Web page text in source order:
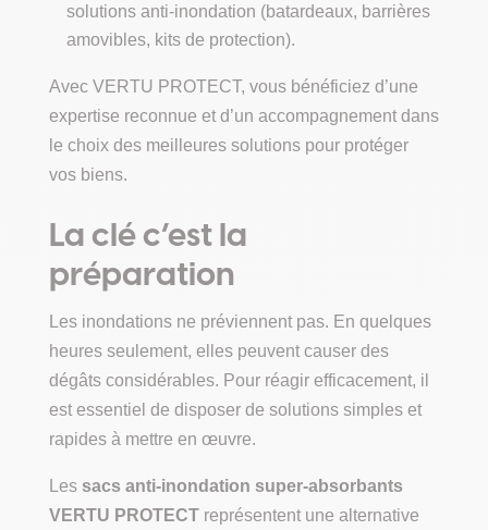
solutions anti-inondation (batardeaux, barrières
amovibles, kits de protection).
Avec VERTU PROTECT, vous bénéficiez d’une
expertise reconnue et d’un accompagnement dans
le choix des meilleures solutions pour protéger
vos biens.
La clé c’est la
préparation
Les inondations ne préviennent pas. En quelques
heures seulement, elles peuvent causer des
dégâts considérables. Pour réagir efficacement, il
est essentiel de disposer de solutions simples et
rapides à mettre en œuvre.
Les sacs anti-inondation super-absorbants
VERTU PROTECTreprésentent une alternative